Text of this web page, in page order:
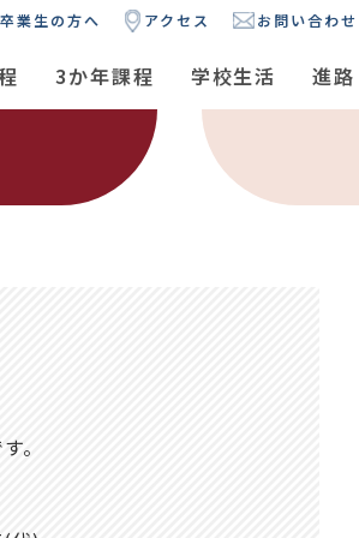
卒業生の方へ アクセス お問い合わせ
3か年課程 学校生活 進路
。